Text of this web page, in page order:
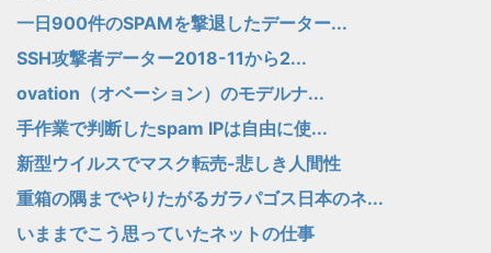
一日900件のSPAMを撃退したデーター...
SSH攻撃者データー2018-11から2...
ovation（オベーション）のモデルナ...
手作業で判断したspam IPは自由に使...
新型ウイルスでマスク転売-悲しき人間性
重箱の隅までやりたがるガラパゴス日本のネ...
いままでこう思っていたネットの仕事